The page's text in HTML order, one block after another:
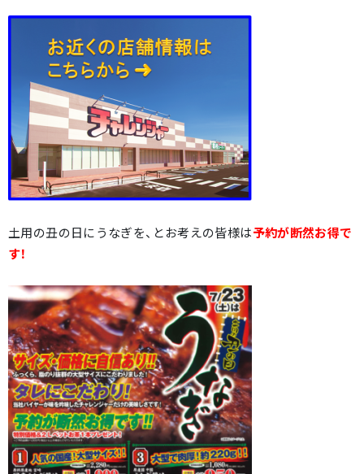
土用の丑の日にうなぎを、とお考えの皆様は予約が断然お得で
す！